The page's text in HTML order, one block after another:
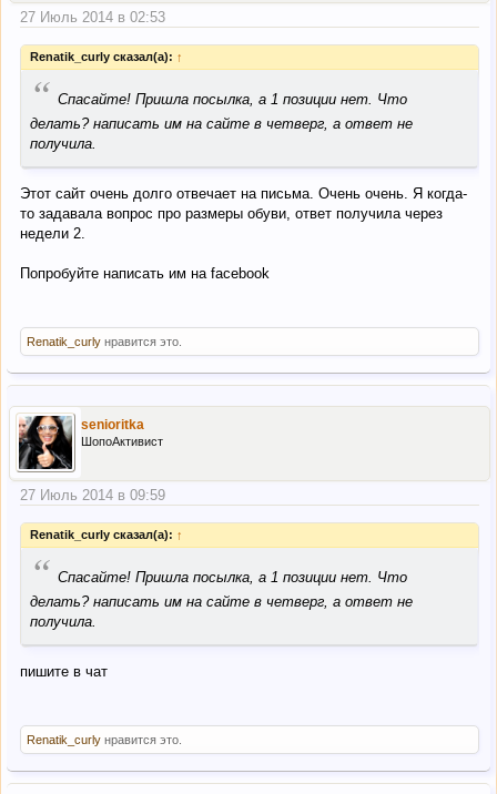
27 Июль 2014 в 02:53
Renatik_curly сказал(а): ↑
“ Спасайте! Пришла посылка, а 1 позиции нет. Что
делать? написать им на сайте в четверг, а ответ не
получила.
Этот сайт очень долго отвечает на письма. Очень очень. Я когда-
то задавала вопрос про размеры обуви, ответ получила через
недели 2.
Попробуйте написать им на facebook
Renatik_curly нравится это.
senioritka
ШопоАктивист
27 Июль 2014 в 09:59
Renatik_curly сказал(а): ↑
“ Спасайте! Пришла посылка, а 1 позиции нет. Что
делать? написать им на сайте в четверг, а ответ не
получила.
пишите в чат
Renatik_curly нравится это.